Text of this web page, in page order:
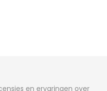
en ervaringen over